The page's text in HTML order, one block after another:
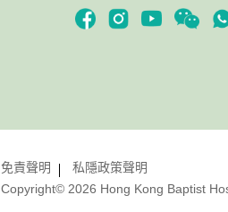
Copyright© 2026 Hong Kong Baptist
免責聲明 私隱政策聲明